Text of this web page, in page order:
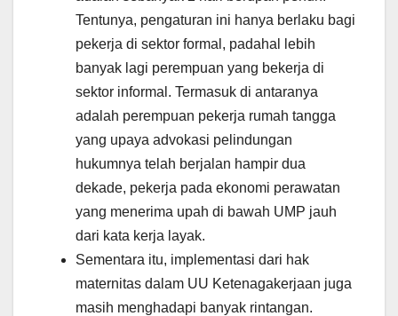
Tentunya, pengaturan ini hanya berlaku bagi
pekerja di sektor formal, padahal lebih
banyak lagi perempuan yang bekerja di
sektor informal. Termasuk di antaranya
adalah perempuan pekerja rumah tangga
yang upaya advokasi pelindungan
hukumnya telah berjalan hampir dua
dekade, pekerja pada ekonomi perawatan
yang menerima upah di bawah UMP jauh
dari kata kerja layak.
Sementara itu, implementasi dari hak
maternitas dalam UU Ketenagakerjaan juga
masih menghadapi banyak rintangan.